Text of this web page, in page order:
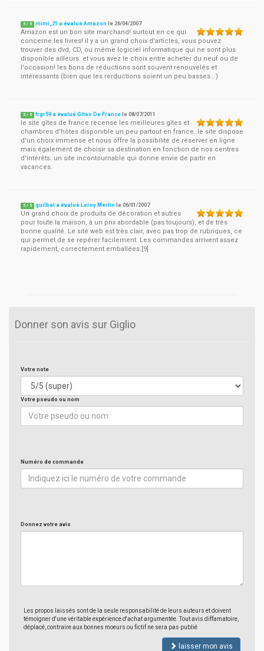
5 / 5 mimi_21 a évalué Amazon le 26/04/2007
Amazon est un bon site marchand! surtout en ce qui
concerne les livres! il y a un grand choix d'articles, vous pouvez
trouver des dvd, CD, ou même logiciel informatique qui ne sont plus
disponible ailleurs. et vous avez le choix entre acheter du neuf ou de
l'occasion! les bons de réductions sont souvent renouvelés et
intéressants (bien que les rerductions soient un peu basses...)
5 / 5 frgr59 a évalué Gîtes De France le08/07/2011
le site gîtes de france recense les meilleures gîtes et
chambres d'hôtes disponible un peu partout en france. le site dispose
d'un choix immense et nous offre la possibilité de réserver en ligne
mais également de choisir sa destination en fonction de nos centres
d'intérêts. un site incontournable qui donne envie de partir en
vacances.
5 / 5 guilbal a évalué Leroy Merlin le06/01/2007
Un grand choix de produits de décoration et autres
pour toute la maison, à un prix abordable (pas toujours), et de très
bonne qualité. Le site web est très clair, avec pas trop de rubriques, ce
qui permet de se repérer facilement. Les commandes arrivent assez
rapidement, correctement emballées.[9]
Donner son avis sur Giglio
Votre note
Votre pseudo ou nom
Numéro de commande
Donnez votre avis
Les propos laissés sont de la seule responsabilité de leurs auteurs et doivent
témoigner d'une véritable expérience d'achat argumentée. Tout avis diffamatoire,
déplacé, contraire aux bonnes moeurs ou fictif ne sera pas publié
laisser mon avis